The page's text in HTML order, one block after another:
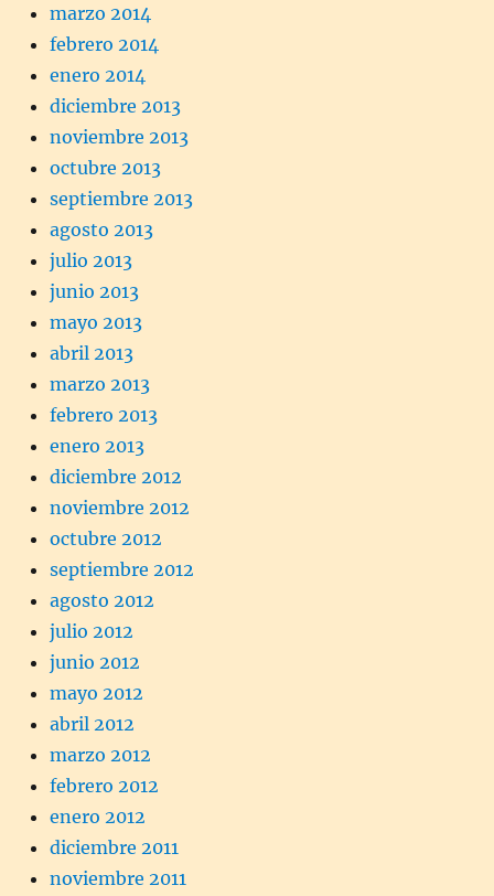
marzo 2014
febrero 2014
enero 2014
diciembre 2013
noviembre 2013
octubre 2013
septiembre 2013
agosto 2013
julio 2013
junio 2013
mayo 2013
abril 2013
marzo 2013
febrero 2013
enero 2013
diciembre 2012
noviembre 2012
octubre 2012
septiembre 2012
agosto 2012
julio 2012
junio 2012
mayo 2012
abril 2012
marzo 2012
febrero 2012
enero 2012
diciembre 2011
noviembre 2011